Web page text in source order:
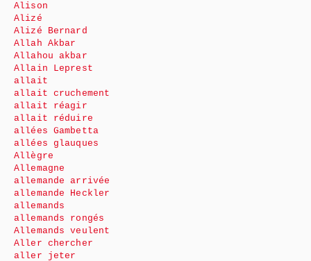
Alison
Alizé
Alizé Bernard
Allah Akbar
Allahou akbar
Allain Leprest
allait
allait cruchement
allait réagir
allait réduire
allées Gambetta
allées glauques
Allègre
Allemagne
allemande arrivée
allemande Heckler
allemands
allemands rongés
Allemands veulent
Aller chercher
aller jeter